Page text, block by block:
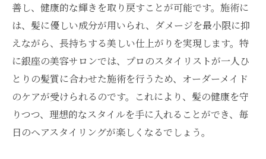
善し、健康的な輝きを取り戻すことが可能です。施術に
は、髪に優しい成分が用いられ、ダメージを最小限に抑
えながら、長持ちする美しい仕上がりを実現します。特
に銀座の美容サロンでは、プロのスタイリストが一人ひ
とりの髪質に合わせた施術を行うため、オーダーメイド
のケアが受けられるのです。これにより、髪の健康を守
りつつ、理想的なスタイルを手に入れることができ、毎
日のヘアスタイリングが楽しくなるでしょう。